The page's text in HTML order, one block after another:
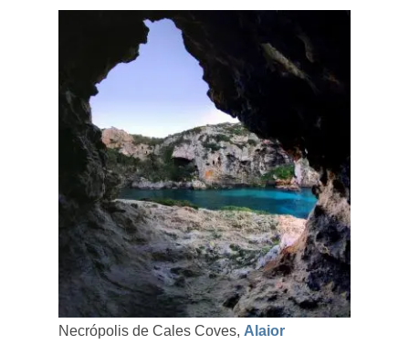
Necrópolis de Cales Coves, Alaior